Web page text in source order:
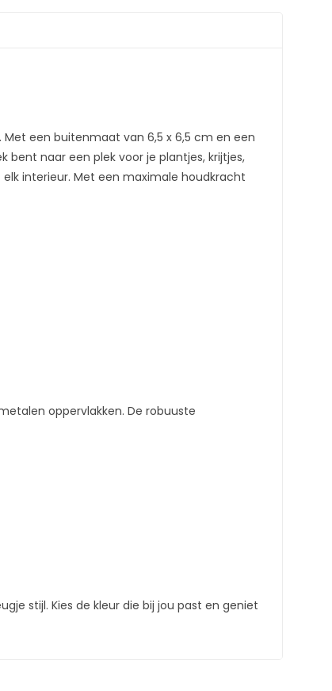
een buitenmaat van 6,5 x 6,5 cm en een
naar een plek voor je plantjes, krijtjes,
interieur. Met een maximale houdkracht
oppervlakken. De robuuste
stijl. Kies de kleur die bij jou past en geniet